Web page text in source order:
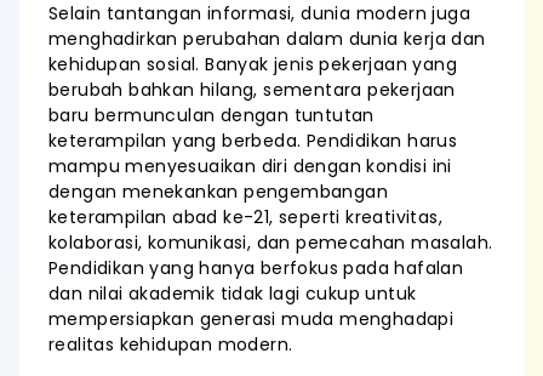
Selain tantangan informasi, dunia modern juga
menghadirkan perubahan dalam dunia kerja dan
kehidupan sosial. Banyak jenis pekerjaan yang
berubah bahkan hilang, sementara pekerjaan
baru bermunculan dengan tuntutan
keterampilan yang berbeda. Pendidikan harus
mampu menyesuaikan diri dengan kondisi ini
dengan menekankan pengembangan
keterampilan abad ke-21, seperti kreativitas,
kolaborasi, komunikasi, dan pemecahan masalah.
Pendidikan yang hanya berfokus pada hafalan
dan nilai akademik tidak lagi cukup untuk
mempersiapkan generasi muda menghadapi
realitas kehidupan modern.